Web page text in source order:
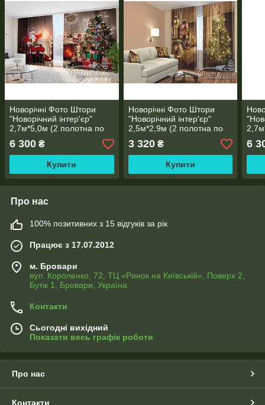
Новорічні Фото Штори
"Новорічний інтер'єр"
2,7м*5,0м (2 полотна по
6 300 ₴
Купити
Новорічні Фото Штори
"Новорічний інтер'єр"
2,5м*2,9м (2 полотна по
3 320₴
Купити
6
Про нас
100% позитивних з 15 відгуків за рік
Працює з 17.07.2012
м. Бровари
вул. Короленко, 72, ТЦ «Ринок на Київській», Поверх 2,
Бутік 1, Бровари, Україна
Контакти
Сьогодні вихідний
Показати весь графік роботи
Про нас
Контакти